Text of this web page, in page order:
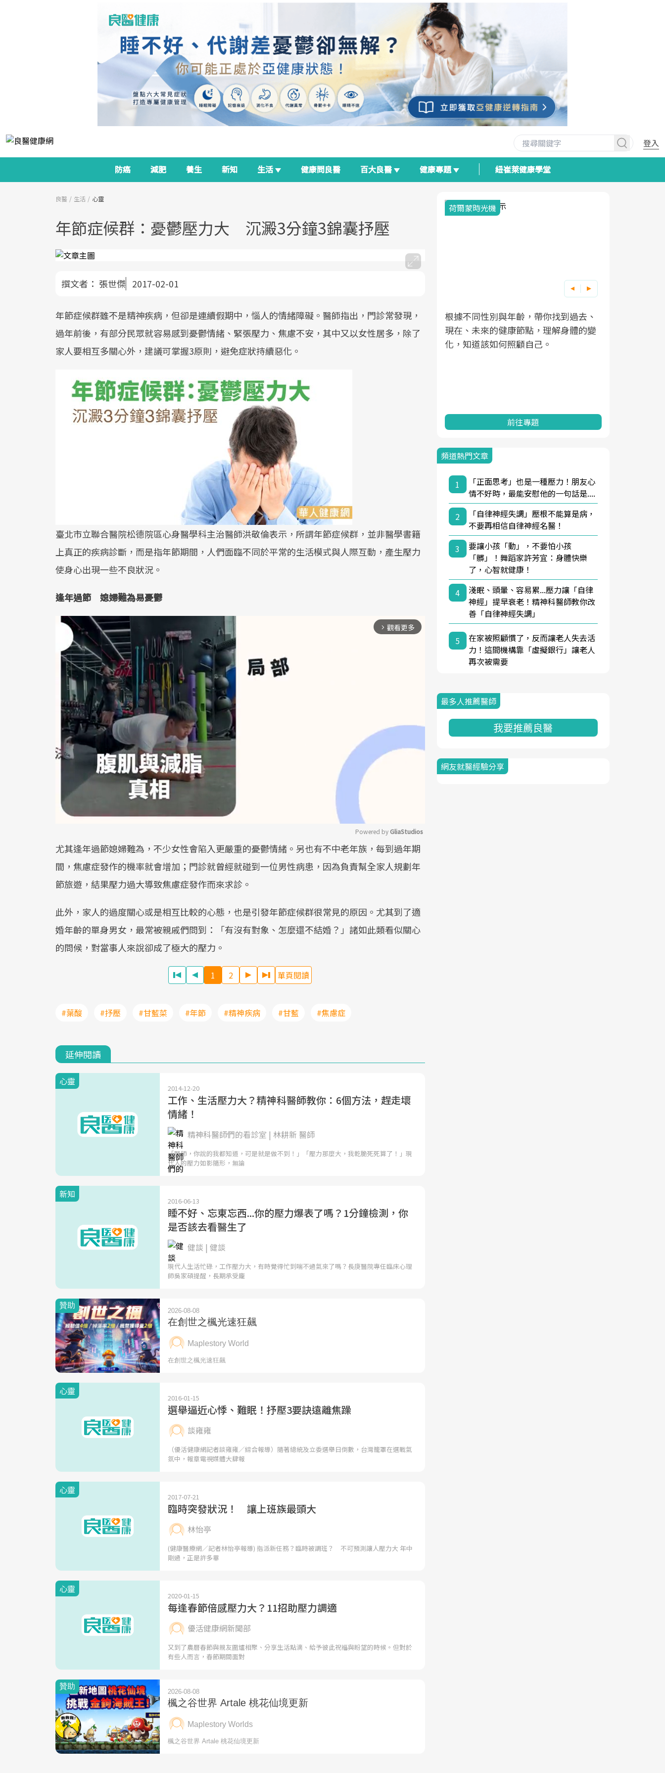
登入
防癌 減肥 養生 新知 生活 健康問良醫 百大良醫 健康專題 紐崔萊健康學堂
良醫 生活 心靈
年節症候群：憂鬱壓力大 沉澱3分鐘3錦囊抒壓
撰文者： 張世傑 2017-02-01
年節症候群雖不是精神疾病，但卻是連續假期中，惱人的情緒障礙。醫師指出，門診常發現，
過年前後，有部分民眾就容易感到憂鬱情緒、緊張壓力、焦慮不安，其中又以女性居多，除了
家人要相互多關心外，建議可掌握3原則，避免症狀持續惡化。
臺北市立聯合醫院松德院區心身醫學科主治醫師洪敬倫表示，所謂年節症候群，並非醫學書籍
上真正的疾病診斷，而是指年節期間，人們面臨不同於平常的生活模式與人際互動，產生壓力
使身心出現一些不良狀況。
逢年過節 媳婦難為易憂鬱
arrow_forward_ios 觀看更多
Mute
Powered by GliaStudios
尤其逢年過節媳婦難為，不少女性會陷入更嚴重的憂鬱情緒。另也有不中老年族，每到過年期
間，焦慮症發作的機率就會增加；門診就曾經就碰到一位男性病患，因為負責幫全家人規劃年
節旅遊，結果壓力過大導致焦慮症發作而來求診。
此外，家人的過度關心或是相互比較的心態，也是引發年節症候群很常見的原因。尤其到了適
婚年齡的單身男女，最常被親戚們問到：「有沒有對象、怎麼還不結婚？」諸如此類看似關心
的問候，對當事人來說卻成了極大的壓力。
1 2 單頁閱讀
#葉酸 #抒壓 #甘藍菜 #年節 #精神疾病 #甘藍 #焦慮症
延伸閱讀
心靈
2014-12-20
工作、生活壓力大？精神科醫師教你：6個方法，趕走壞
情緒！
精神科醫師們的看診室 | 林耕新 醫師
「醫師，你說的我都知道，可是就是做不到！」「壓力那麼大，我乾脆死死算了！」現
代人的壓力如影隨形，無論
新知
2016-06-13
睡不好、忘東忘西...你的壓力爆表了嗎？1分鐘檢測，你
是否該去看醫生了
健談 | 健談
現代人生活忙碌，工作壓力大，有時覺得忙到喘不過氣來了嗎？長庚醫院專任臨床心理
師吳家碩提醒，長期承受龐
心靈
2016-01-15
選舉逼近心悸、難眠！抒壓3要訣遠離焦躁
談雍雍
（優活健康網記者談雍雍／綜合報導）隨著總統及立委選舉日倒數，台灣籠罩在選戰氣
氛中，報章電視媒體大肆報
心靈
2017-07-21
臨時突發狀況！ 讓上班族最頭大
林怡亭
(健康醫療網／記者林怡亭報導) 指派新任務？臨時被調班？ 不可預測讓人壓力大 年中
剛過，正是許多畢
心靈
2020-01-15
每逢春節倍感壓力大？11招助壓力調適
優活健康網新聞部
又到了農曆春節與親友圍爐相聚、分享生活點滴、給予彼此祝福與盼望的時候。但對於
有些人而言，春節期間面對
面對超高齡社會的浪潮，台灣正在快速
邁向「健康照護」的新時代。隨著國家
照3.0」的推進，「預防醫學」已成全民
療院所的服務，更是民眾了解自身健康
狀況、啟動健康管理的重要起點。
2025年，就到良醫生活祭體驗「一站式
健康新生活」，從講座、體驗到運動，
良醫健康網從「換季的身體變化」出
發，透過醫學觀點與日常感受的對話，
改善行動。
荷爾蒙時光機
根據不同性別與年齡，帶你找到過去、
現在、未來的健康節點，理解身體的變
化，知道該如何照顧自己。
前往專題
頻道熱門文章
1
「正面思考」也是一種壓力！朋友心
情不好時，最能安慰他的一句話是....
2
「自律神經失調」壓根不能算是病，
不要再相信自律神經名醫！
3
要讓小孩「動」，不要怕小孩
「髒」！舞蹈家許芳宜：身體快樂
了，心智就健康！
4
淺眠、頭暈、容易累...壓力讓「自律
神經」提早衰老！精神科醫師教你改
善「自律神經失調」
5
在家被照顧慣了，反而讓老人失去活
力！這間機構靠「虛擬銀行」讓老人
再次被需要
最多人推薦醫師
我要推薦良醫
網友就醫經驗分享